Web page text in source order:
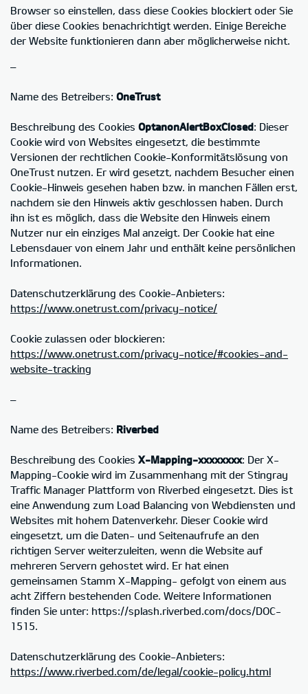
Browser so einstellen, dass diese Cookies blockiert oder Sie
über diese Cookies benachrichtigt werden. Einige Bereiche
der Website funktionieren dann aber möglicherweise nicht.
–
Name des Betreibers: OneTrust
Beschreibung des Cookies OptanonAlertBoxClosed: Dieser
Cookie wird von Websites eingesetzt, die bestimmte
Versionen der rechtlichen Cookie-Konformitätslösung von
OneTrust nutzen. Er wird gesetzt, nachdem Besucher einen
Cookie-Hinweis gesehen haben bzw. in manchen Fällen erst,
nachdem sie den Hinweis aktiv geschlossen haben. Durch
ihn ist es möglich, dass die Website den Hinweis einem
Nutzer nur ein einziges Mal anzeigt. Der Cookie hat eine
Lebensdauer von einem Jahr und enthält keine persönlichen
Informationen.
Datenschutzerklärung des Cookie-Anbieters:
https://www.onetrust.com/privacy-notice/
Cookie zulassen oder blockieren:
https://www.onetrust.com/privacy-notice/#cookies-and-
website-tracking
–
Name des Betreibers: Riverbed
Beschreibung des Cookies X-Mapping-xxxxxxxx: Der X-
Mapping-Cookie wird im Zusammenhang mit der Stingray
Traffic Manager Plattform von Riverbed eingesetzt. Dies ist
eine Anwendung zum Load Balancing von Webdiensten und
Websites mit hohem Datenverkehr. Dieser Cookie wird
eingesetzt, um die Daten- und Seitenaufrufe an den
richtigen Server weiterzuleiten, wenn die Website auf
mehreren Servern gehostet wird. Er hat einen
gemeinsamen Stamm X-Mapping- gefolgt von einem aus
acht Ziffern bestehenden Code. Weitere Informationen
finden Sie unter: https://splash.riverbed.com/docs/DOC-
1515.
Datenschutzerklärung des Cookie-Anbieters:
https://www.riverbed.com/de/legal/cookie-policy.html